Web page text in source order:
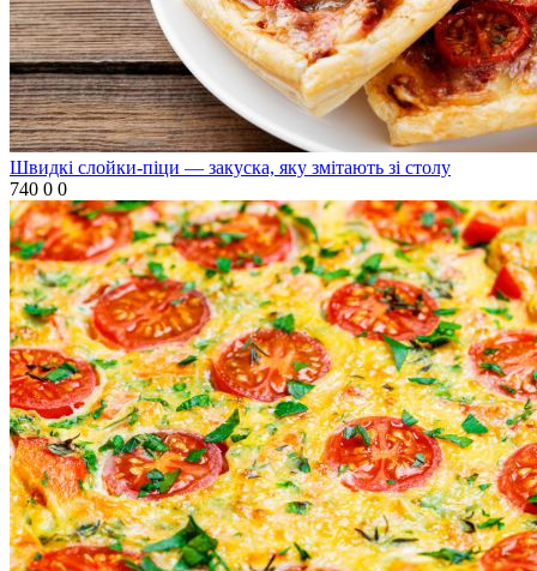
Швидкі слойки-піци — закуска, яку змітають зі столу
740 0 0